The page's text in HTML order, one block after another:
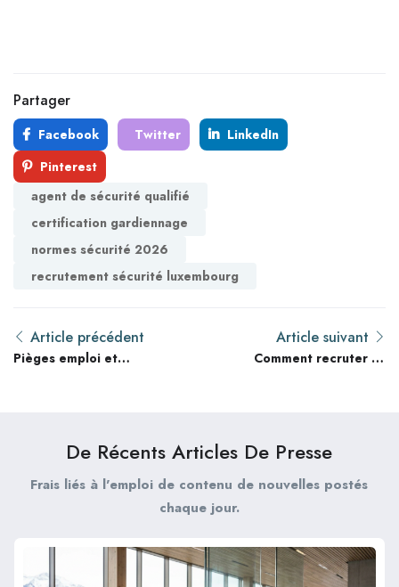
Partager
Facebook Twitter
LinkedIn
Pinterest
agent de sécurité qualifié
certification gardiennage
normes sécurité 2026
recrutement sécurité luxembourg
Article précédent
Pièges emploi et
Article suivant
Comment recruter un
marketing
De Récents Articles De Presse
Frais liés à l'emploi de contenu de nouvelles postés
chaque jour.